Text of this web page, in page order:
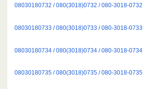
08030180732 / 080(3018)0732 / 080-3018-0732
08030180733 / 080(3018)0733 / 080-3018-0733
08030180734 / 080(3018)0734 / 080-3018-0734
08030180735 / 080(3018)0735 / 080-3018-0735